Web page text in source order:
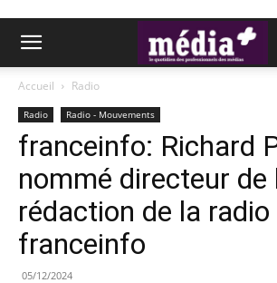
Accueil Radio
Radio Radio - Mouvements
franceinfo: Richard
nommé directeur de
rédaction de la radio
franceinfo
05/12/2024